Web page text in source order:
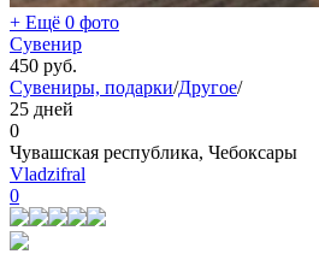
+ Ещё 0 фото
Сувенир
450 руб.
Сувениры, подарки/Другое/
25 дней
0
Чувашская республика, Чебоксары
Vladzifral
0